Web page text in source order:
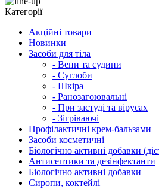
Категорії
Акційні товари
Новинки
Засоби для тіла
- Вени та судини
- Суглоби
- Шкіра
- Ранозагоювальні
- При застуді та вірусах
- Зігріваючі
Профілактичні крем-бальзами
Засоби косметичні
Біологічно активні добавки
Антисептики та дезінфектанти
Біологічно активні добавки
Сиропи, коктейлі